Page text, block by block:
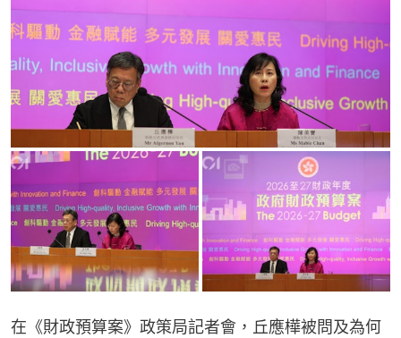
在《財政預算案》政策局記者會，丘應樺被問及為何